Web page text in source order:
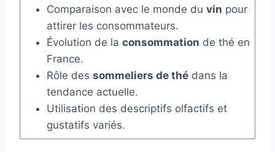
Comparaison avec le monde du vin pour
attirer les consommateurs.
Évolution de la consommation de thé en
France.
Rôle des sommeliers de thédans la
tendance actuelle.
Utilisation des descriptifs olfactifs et
gustatifs variés.